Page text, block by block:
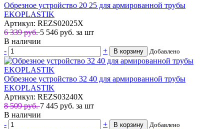
Обрезное устройство 20 25 для армированной трубы
EKOPLASTIK
Артикул: REZS02025X
6 339 руб.5 546 руб. за шт
В наличии
-
+ В корзину Добавлено
Обрезное устройство 32 40 для армированной трубы
EKOPLASTIK
Артикул: REZS03240X
8 509 руб.7 445 руб. за шт
В наличии
-
+ В корзину Добавлено